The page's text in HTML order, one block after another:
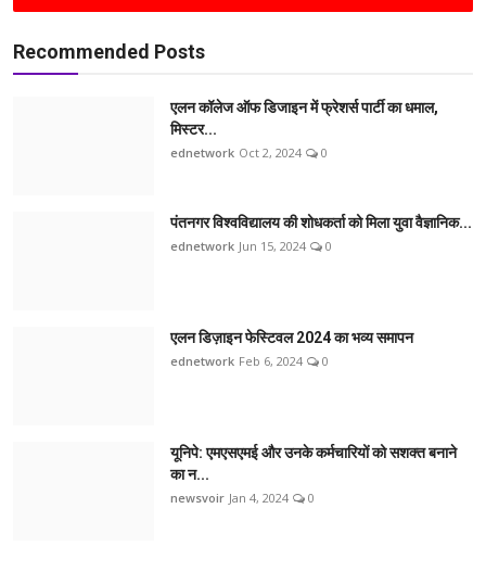
Recommended Posts
एलन कॉलेज ऑफ डिजाइन में फ्रेशर्स पार्टी का धमाल,
मिस्टर...
ednetwork Oct 2, 2024 0
पंतनगर विश्वविद्यालय की शोधकर्ता को मिला युवा वैज्ञानिक...
ednetwork Jun 15, 2024 0
एलन डिज़ाइन फेस्टिवल 2024 का भव्य समापन
ednetwork Feb 6, 2024 0
यूनिपे: एमएसएमई और उनके कर्मचारियों को सशक्त बनाने
का न...
newsvoir Jan 4, 2024 0